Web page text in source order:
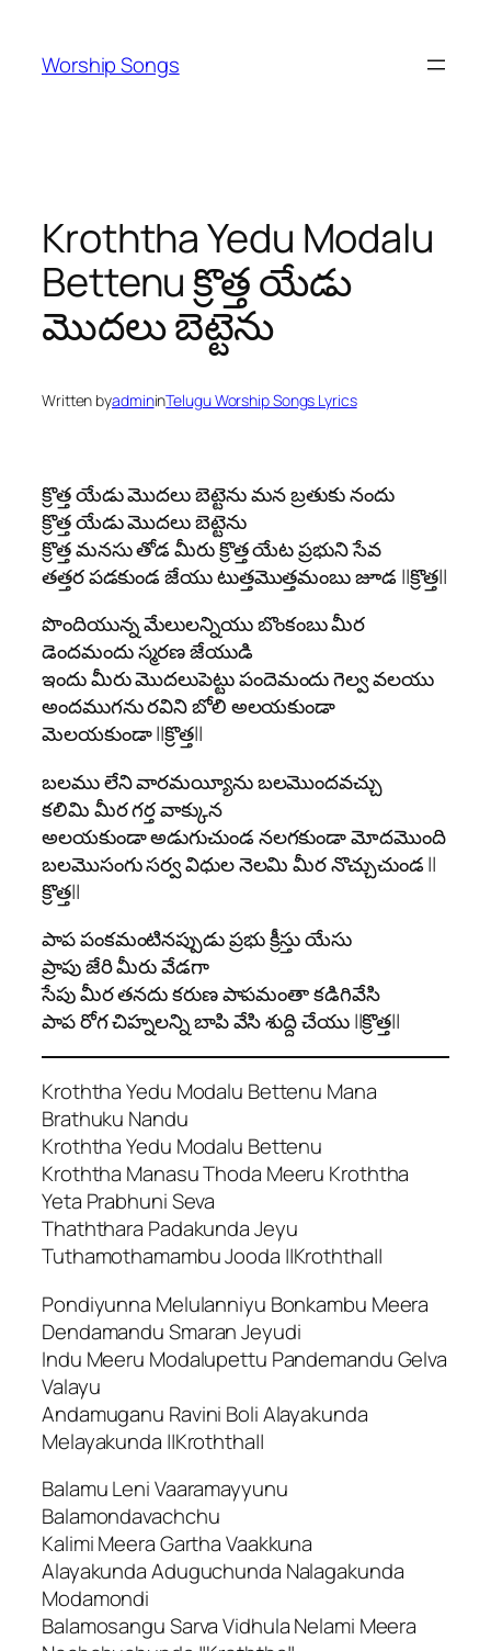
content
Worship Songs
Kroththa Yedu Modalu
Bettenu క్రొత్త యేడు
మొదలు బెట్టెను
Written byadmininTelugu Worship Songs Lyrics
క్రొత్త యేడు మొదలు బెట్టెను మన బ్రతుకు నందు
క్రొత్త యేడు మొదలు బెట్టెను
క్రొత్త మనసు తోడ మీరు క్రొత్త యేట ప్రభుని సేవ
తత్తర పడకుండ జేయు టుత్తమొత్తమంబు జూడ ||క్రొత్త||
పొందియున్న మేలులన్నియు బొంకంబు మీర
డెందమందు స్మరణ జేయుడి
ఇందు మీరు మొదలుపెట్టు పందెమందు గెల్వ వలయు
అందముగను రవిని బోలి అలయకుండా
మెలయకుండా ||క్రొత్త||
బలము లేని వారమయ్యీను బలమొందవచ్చు
కలిమి మీర గర్త వాక్కున
అలయకుండా అడుగుచుండ నలగకుండా మోదమొంది
బలమొసంగు సర్వ విధుల నెలమి మీర నొచ్చుచుండ ||
క్రొత్త||
పాప పంకమంటినప్పుడు ప్రభు క్రీస్తు యేసు
ప్రాపు జేరి మీరు వేడగా
సేపు మీర తనదు కరుణ పాపమంతా కడిగివేసి
పాప రోగ చిహ్నలన్ని బాపి వేసి శుద్ది చేయు ||క్రొత్త||
Kroththa Yedu Modalu Bettenu Mana
Brathuku Nandu
Kroththa Yedu Modalu Bettenu
Kroththa Manasu Thoda Meeru Kroththa
Yeta Prabhuni Seva
Thaththara Padakunda Jeyu
Tuthamothamambu Jooda ||Kroththa||
Pondiyunna Melulanniyu Bonkambu Meera
Dendamandu Smaran Jeyudi
Indu Meeru Modalupettu Pandemandu Gelva
Valayu
Andamuganu Ravini Boli Alayakunda
Melayakunda ||Kroththa||
Balamu Leni Vaaramayyunu
Balamondavachchu
Kalimi Meera Gartha Vaakkuna
Alayakunda Aduguchunda Nalagakunda
Modamondi
Balamosangu Sarva Vidhula Nelami Meera